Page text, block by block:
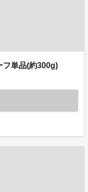
フ単品(約300g)